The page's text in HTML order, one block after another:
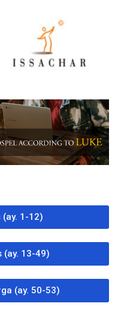
(ay. 1-12)
(ay. 13-49)​
(ay. 50-53)​